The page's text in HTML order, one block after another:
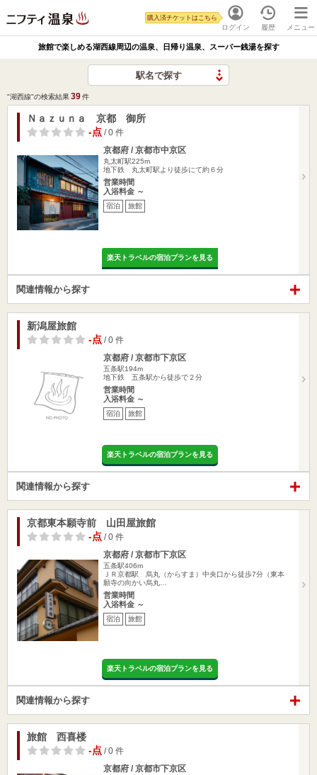
ログイン
購入済チケットはこちら
履歴 メニュー
旅館で楽しめる湖西線周辺の温泉、日帰り温泉、スーパー銭湯を探す
駅名で探す
"湖西線"の検索結果39件
Ｎａｚｕｎａ 京都 御所
-点 / 0 件
京都府 / 京都市中京区
丸太町駅225m
地下鉄 丸太町駅より徒歩にて約６分
営業時間
入浴料金 ～
宿泊 旅館
楽天トラベルの宿泊プランを見る
関連情報から探す
新潟屋旅館
-点 / 0 件
京都府 / 京都市下京区
五条駅194m
地下鉄 五条駅から徒歩で２分
営業時間
入浴料金 ～
宿泊 旅館
楽天トラベルの宿泊プランを見る
関連情報から探す
京都東本願寺前 山田屋旅館
-点 / 0 件
京都府 / 京都市下京区
五条駅406m
ＪＲ京都駅 烏丸（からすま）中央口から徒歩7分（東本
願寺の向かい烏丸…
営業時間
入浴料金 ～
宿泊 旅館
楽天トラベルの宿泊プランを見る
関連情報から探す
旅館 西喜楼
-点 / 0 件
京都府 / 京都市下京区